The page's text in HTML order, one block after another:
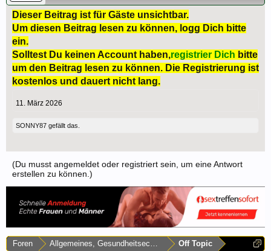
Dieser Beitrag ist für Gäste unsichtbar.
Um diesen Beitrag lesen zu können, logg Dich bitte
ein.
Solltest Du keinen Account haben,registrier Dich bitte
um den Beitrag lesen zu können. Die Registrierung ist
kostenlos und dauert nicht lang.
11. März 2026
SONNY87 gefällt das.
(Du musst angemeldet oder registriert sein, um eine Antwort
erstellen zu können.)
Foren Allgemeines, Gesundheitsecke & Umfragen
Off Topic